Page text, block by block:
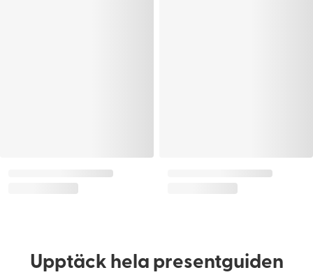
Upptäck hela presentguiden